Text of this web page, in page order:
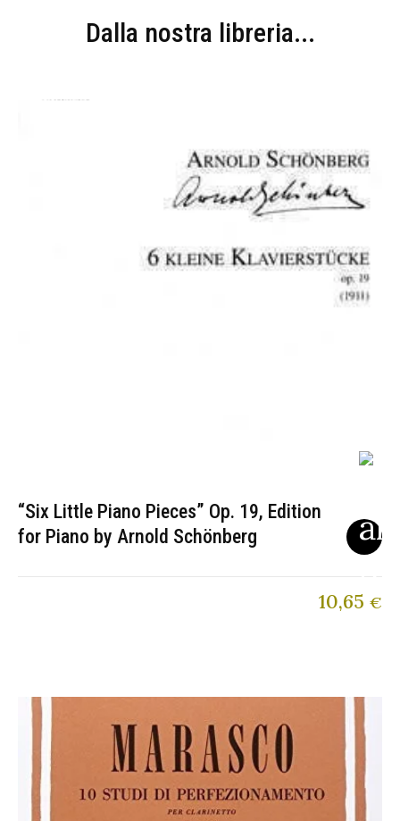
Dalla nostra libreria...
“Six Little Piano Pieces” Op. 19, Edition
for Piano by Arnold Schönberg
10,65 €